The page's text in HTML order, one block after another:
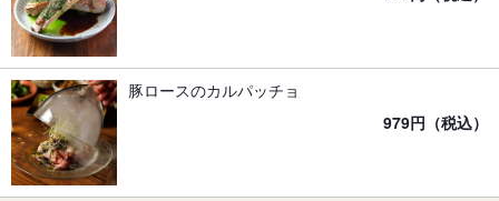
豚ロースのカルパッチョ
979円（税込）